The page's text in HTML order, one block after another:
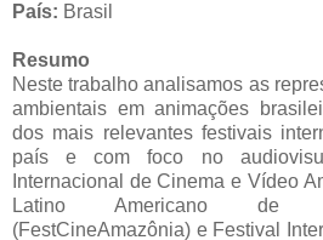
País: Brasil
Resumo
Neste trabalho analisamos as
ambientais em animações
dos mais relevantes festivais
país e com foco no
Internacional de Cinema e Vídeo
Latino Americano de
(FestCineAmazônia) e Festival